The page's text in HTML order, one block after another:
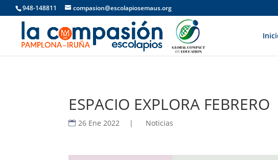
948-148811 compasion@escolapiosemaus.org
ESPACIO EXPLORA FEBRERO
26 Ene 2022 | Noticias